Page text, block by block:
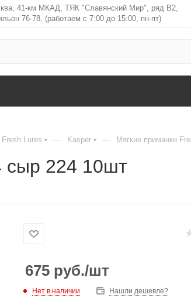
41-км МКАД, ТЯК "Славянский Мир", ряд В2,
76-78, (работаем с 7:00 до 15:00, пн-пт)
Fresh Lures — Kasper — Мягкие приманки
сыр 224 10шт
675 руб./шт
Нет в наличии Нашли дешевле?